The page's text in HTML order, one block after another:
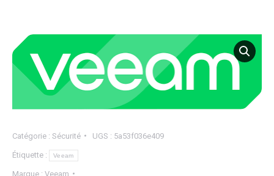
Catégorie : Sécurité UGS : 5a53f036e409
Étiquette : Veeam
Marque : Veeam